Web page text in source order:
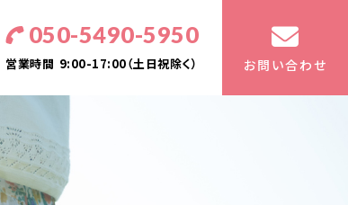
050-5490-5950
営業時間 9:00-17:00（土日祝除く） お問い合わせ